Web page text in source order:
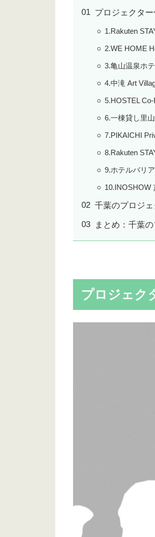
プロジェクタ
1.Rakuten
2.WE HOME
3.亀山温泉ホ
4.中滝 Art
5.HOSTEL
6.一棟貸し里
7.PIKAICHI
8.Rakuten
9.ホテルバリ
10.INOSHOW
千葉のプロジ
まとめ：千葉
プロジェク